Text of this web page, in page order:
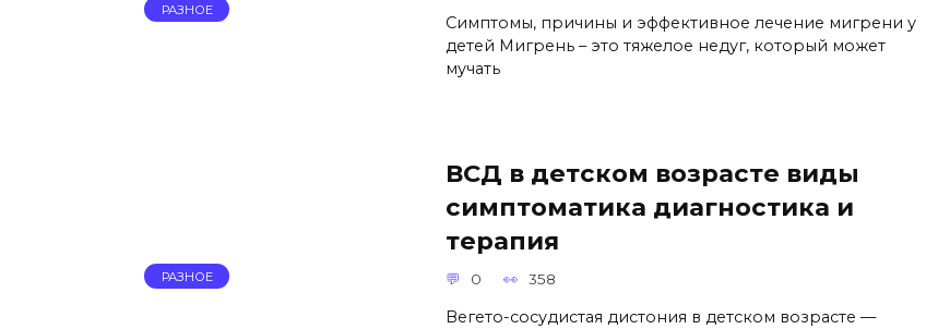
РАЗНОЕ
Симптомы, причины и эффективное лечение мигрени у
детей Мигрень – это тяжелое недуг, который может
мучать
РАЗНОЕ
ВСД в детском возрасте виды
симптоматика диагностика и
терапия
0 358
Вегето-сосудистая дистония в детском возрасте —